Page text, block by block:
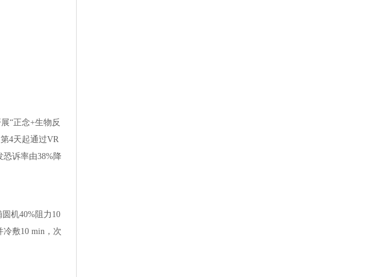
“正念+生物反
4天起通过VR
诉率由38%降
机40%阻力10
敷10 min，次